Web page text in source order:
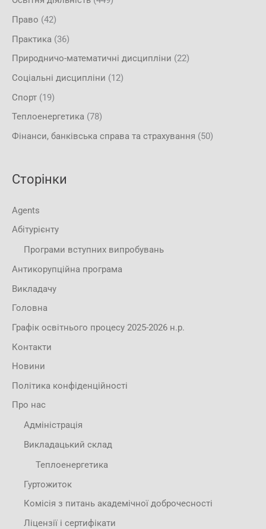
Право (42)
Практика (36)
Природничо-математичні дисципліни (22)
Соціальні дисципліни (12)
Спорт (19)
Теплоенергетика (78)
Фінанси, банківська справа та страхування (50)
Сторінки
Agents
Абітурієнту
Програми вступних випробувань
Антикорупційна програма
Викладачу
Головна
Графік освітнього процесу 2025-2026 н.р.
Контакти
Новини
Політика конфіденційності
Про нас
Адміністрація
Викладацький склад
Теплоенергетика
Гуртожиток
Комісія з питань академічної доброчесності
Ліцензії і сертифікати